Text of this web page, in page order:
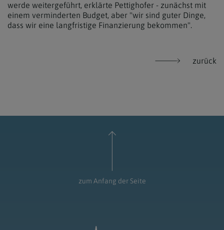
werde weitergeführt, erklärte Pettighofer - zunächst mit
einem verminderten Budget, aber "wir sind guter Dinge,
dass wir eine langfristige Finanzierung bekommen".
zurück
zum Anfang der Seite